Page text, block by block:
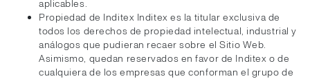
aplicables.
Propiedad de Inditex Inditex es la titular exclusiva de
todos los derechos de propiedad intelectual, industrial y
análogos que pudieran recaer sobre el Sitio Web.
Asimismo, quedan reservados en favor de Inditex o de
cualquiera de los empresas que conforman el grupo de